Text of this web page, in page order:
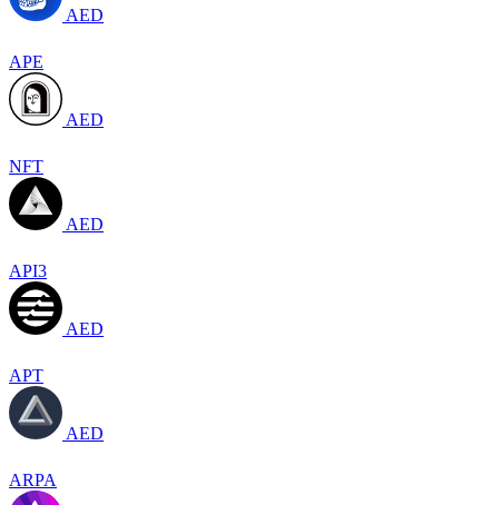
AED
APE
AED
NFT
AED
API3
AED
APT
AED
ARPA